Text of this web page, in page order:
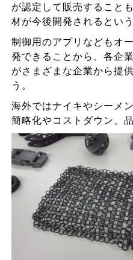
が認定して販売すること
材が今後開発されるという
制御用のアプリなどもオ
発できることから、各企
がさまざまな企業から提
う。
海外ではナイキやシーメ
簡略化やコストダウン、